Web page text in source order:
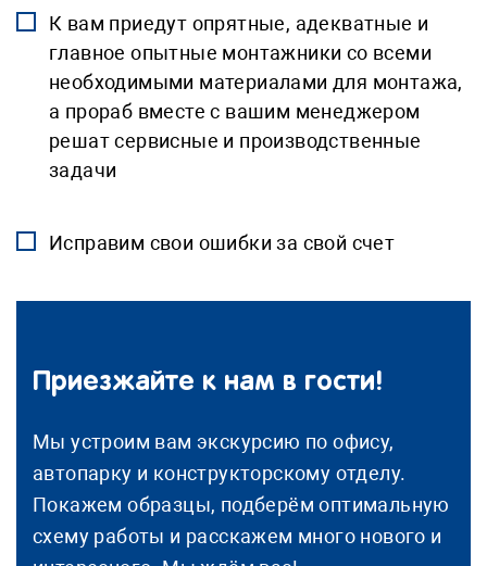
К вам приедут опрятные, адекватные и
главное опытные монтажники со всеми
необходимыми материалами для монтажа,
а прораб вместе с вашим менеджером
решат сервисные и производственные
задачи
Исправим свои ошибки за свой счет
Приезжайте к нам в гости!
Мы устроим вам экскурсию по офису,
автопарку и конструкторскому отделу.
Покажем образцы, подберём оптимальную
схему работы и расскажем много нового и